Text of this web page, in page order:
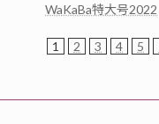
WaKaBa特大号2022
1 2 3 4 5